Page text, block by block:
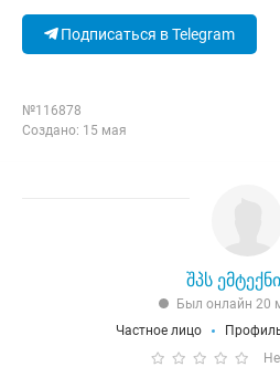
Подписаться в Telegram
№116878
Создано: 15 мая
შპს
Был онлайн 20
Частное лицо